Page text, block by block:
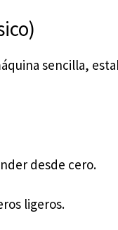
sencilla,
desde cero.
ligeros.